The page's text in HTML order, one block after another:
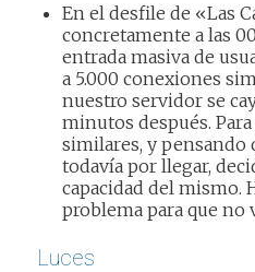
En el desfile de «Las
concretamente a las
entrada masiva de
a 5.000 conexiones
nuestro servidor se
minutos después.
similares, y pensando
todavía por llegar,
capacidad del mismo.
problema para que no
Luces